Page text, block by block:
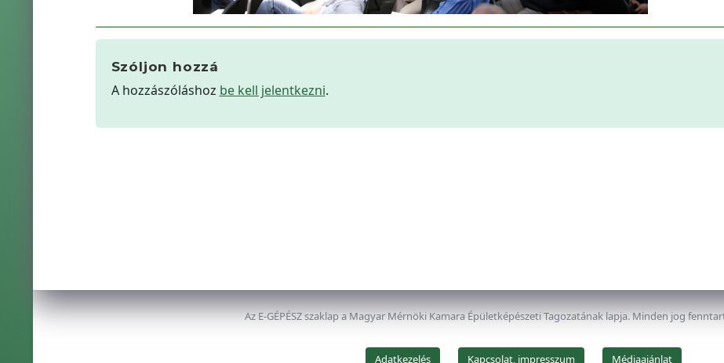
Szóljon hozzá
A hozzászóláshoz be kell jelentkezni.
Az E-GÉPÉSZ szaklap a Magyar Mérnöki Kamara Épületképészeti Tagozatának lapja. Minden jog
Adatkezelés Kapcsolat, impresszum Médiaajánlat